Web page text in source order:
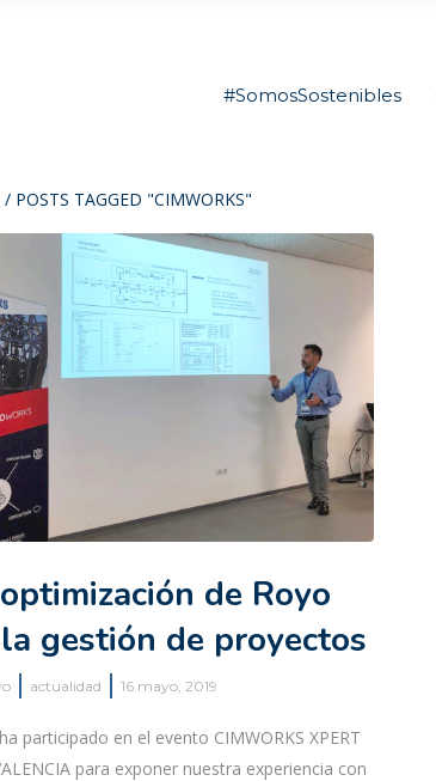
#SomosSostenibles
/ POSTS TAGGED "CIMWORKS"
de Royo
gestión de proyectos
actualidad 16 mayo, 2019
participado en el evento CIMWORKS XPERT
para exponer nuestra experiencia con